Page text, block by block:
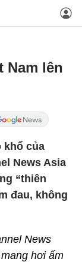
Nam lên
khổ của
News Asia
“thiên
đau, không
News
hơi ấm